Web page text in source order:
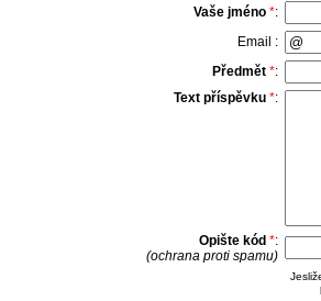
Vaše jméno *:
Email :
Předmět *:
Text příspěvku *:
Opište kód *:
(ochrana proti spamu)